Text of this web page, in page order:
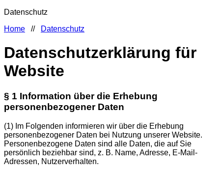
Datenschutz
Home // Datenschutz
Datenschutzerklärung für
Website
§ 1 Information über die Erhebung
personenbezogener Daten
(1) Im Folgenden informieren wir über die Erhebung
personenbezogener Daten bei Nutzung unserer Website.
Personenbezogene Daten sind alle Daten, die auf Sie
persönlich beziehbar sind, z. B. Name, Adresse, E-Mail-
Adressen, Nutzerverhalten.